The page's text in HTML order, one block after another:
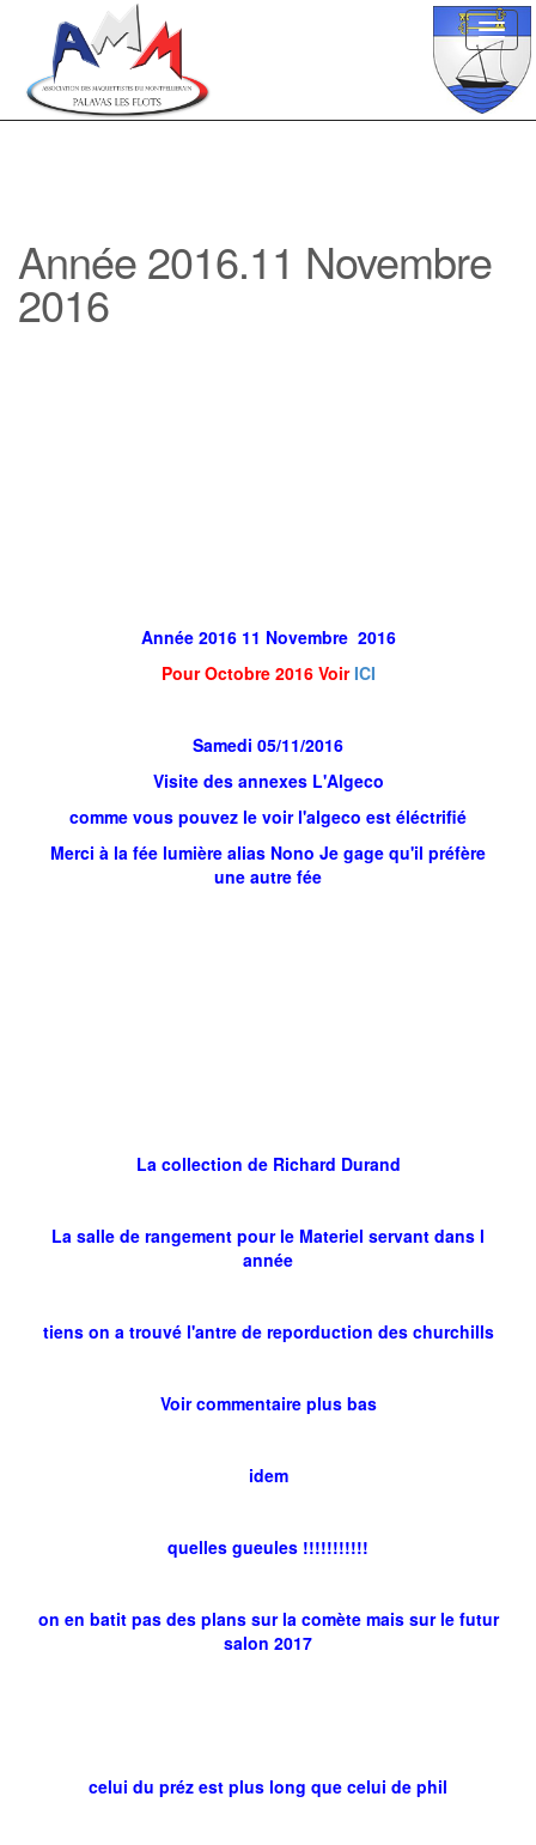
Année 2016.11 Novembre
2016
Année 2016 11 Novembre 2016
Pour Octobre 2016 Voir ICI
Samedi 05/11/2016
Visite des annexes L'Algeco
comme vous pouvez le voir l'algeco est éléctrifié
Merci à la fée lumière alias Nono Je gage qu'il préfère
une autre fée
La collection de Richard Durand
La salle de rangement pour le Materiel servant dans l
année
tiens on a trouvé l'antre de reporduction des churchills
Voir commentaire plus bas
idem
quelles gueules !!!!!!!!!!!
on en batit pas des plans sur la comète mais sur le futur
salon 2017
celui du préz est plus long que celui de phil